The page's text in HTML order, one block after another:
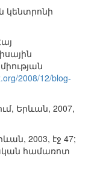
կենտրոնի
2008/12/blog-
Երևան, 2007,
2003, էջ 47;
համառոտ